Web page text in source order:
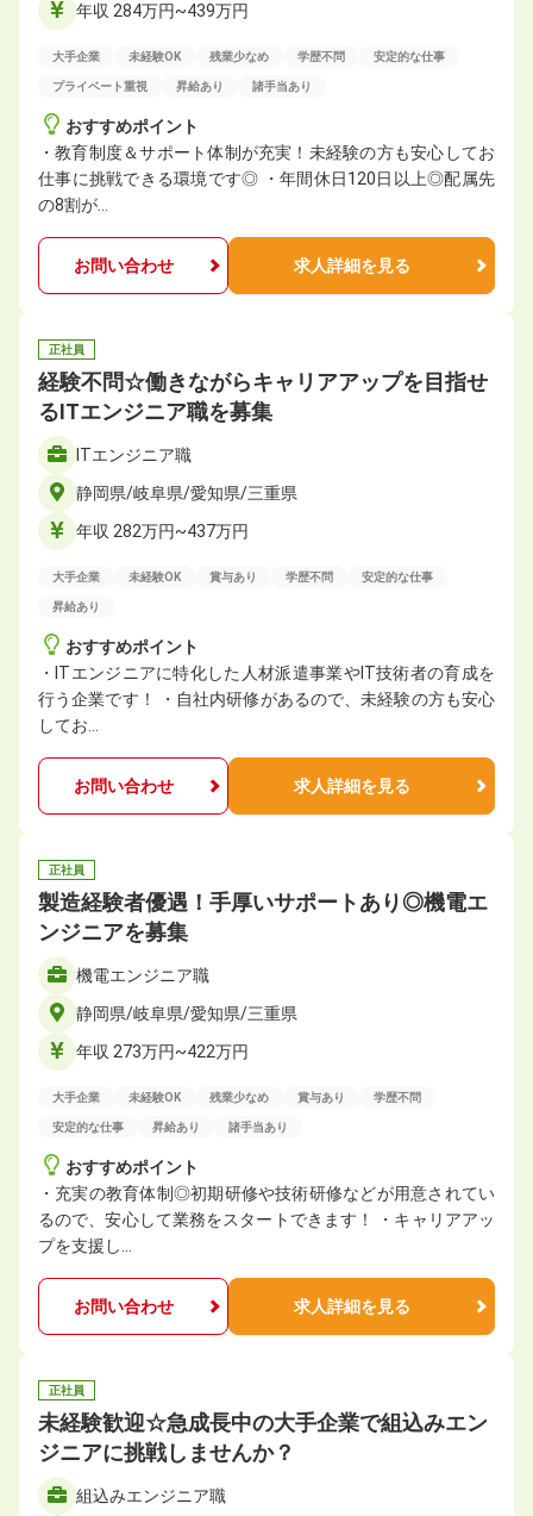
年収 284万円~439万円
大手企業 未経験OK 残業少なめ 学歴不問 安定的な仕事
プライベート重視 昇給あり 諸手当あり
おすすめポイント
・教育制度＆サポート体制が充実！未経験の方も安心してお
仕事に挑戦できる環境です◎ ・年間休⽇120⽇以上◎配属先
の8割が…
お問い合わせ 求人詳細を見る
正社員
経験不問☆働きながらキャリアアップを目指せ
るITエンジニア職を募集
ITエンジニア職
静岡県/岐阜県/愛知県/三重県
年収 282万円~437万円
大手企業 未経験OK 賞与あり 学歴不問 安定的な仕事
昇給あり
おすすめポイント
・ITエンジニアに特化した人材派遣事業やIT技術者の育成を
行う企業です！ ・自社内研修があるので、未経験の方も安心
してお…
お問い合わせ 求人詳細を見る
正社員
製造経験者優遇！手厚いサポートあり◎機電エ
ンジニアを募集
機電エンジニア職
静岡県/岐阜県/愛知県/三重県
年収 273万円~422万円
大手企業 未経験OK 残業少なめ 賞与あり 学歴不問
安定的な仕事 昇給あり 諸手当あり
おすすめポイント
・充実の教育体制◎初期研修や技術研修などが用意されてい
るので、安心して業務をスタートできます！ ・キャリアアッ
プを支援し…
お問い合わせ 求人詳細を見る
正社員
未経験歓迎☆急成長中の大手企業で組込みエン
ジニアに挑戦しませんか？
組込みエンジニア職